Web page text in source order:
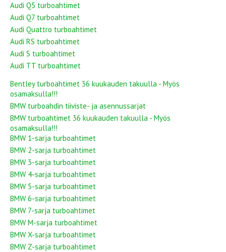
Audi Q5 turboahtimet
Audi Q7 turboahtimet
Audi Quattro turboahtimet
Audi RS turboahtimet
Audi S turboahtimet
Audi TT turboahtimet
Bentley turboahtimet 36 kuukauden takuulla - Myös
osamaksulla!!!
BMW turboahdin tiiviste- ja asennussarjat
BMW turboahtimet 36 kuukauden takuulla - Myös
osamaksulla!!!
BMW 1-sarja turboahtimet
BMW 2-sarja turboahtimet
BMW 3-sarja turboahtimet
BMW 4-sarja turboahtimet
BMW 5-sarja turboahtimet
BMW 6-sarja turboahtimet
BMW 7-sarja turboahtimet
BMW M-sarja turboahtimet
BMW X-sarja turboahtimet
BMW Z-sarja turboahtimet